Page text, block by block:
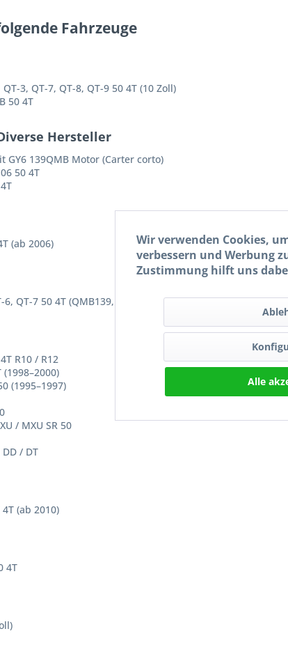
Fahrzeuge
QT-3, QT-7, QT-8, QT-9 50 4T (10 Zoll)
50 4T
Hersteller
GY6 139QMB Motor (Carter corto)
50 4T
(ab 2006)
6, QT-7 50 4T (QMB139, 10 Zoll)
R10 / R12
(1998–2000)
(1995–1997)
/ MXU SR 50
/ DT
(ab 2010)
4T
Wir verwenden Cookies,
verbessern und Werbung
Zustimmung hilft uns
Alle